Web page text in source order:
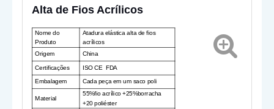
Alta de Fios Acrílicos
Nome do
Produto
Atadura elástica alta de fios
acrílicos
Origem China
Certificações ISO CE FDA
Embalagem Cada peça em um saco poli
Material
55%fio acrílico +25%borracha
+20 poliéster